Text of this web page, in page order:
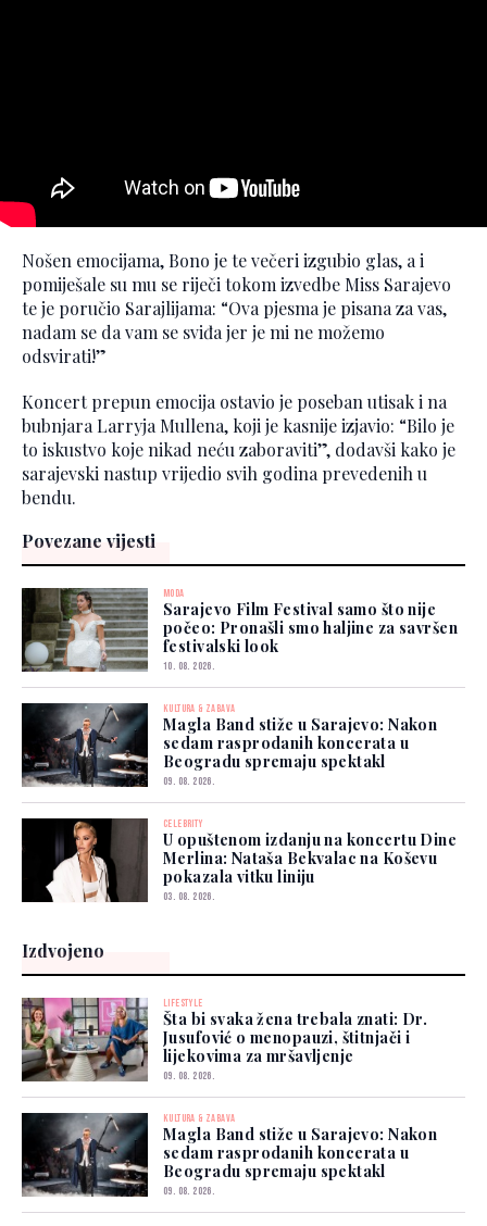
Nošen emocijama, Bono je te večeri izgubio glas, a i
pomiješale su mu se riječi tokom izvedbe Miss Sarajevo
te je poručio Sarajlijama: “Ova pjesma je pisana za vas,
nadam se da vam se sviđa jer je mi ne možemo
odsvirati!”
Koncert prepun emocija ostavio je poseban utisak i na
bubnjara Larryja Mullena, koji je kasnije izjavio: “Bilo je
to iskustvo koje nikad neću zaboraviti”, dodavši kako je
sarajevski nastup vrijedio svih godina prevedenih u
bendu.
Povezane vijesti
MODA
Sarajevo Film Festival samo što nije
počeo: Pronašli smo haljine za savršen
festivalski look
10. 08. 2026.
KULTURA & ZABAVA
Magla Band stiže u Sarajevo: Nakon
sedam rasprodanih koncerata u
Beogradu spremaju spektakl
09. 08. 2026.
CELEBRITY
U opuštenom izdanju na koncertu Dine
Merlina: Nataša Bekvalac na Koševu
pokazala vitku liniju
03. 08. 2026.
Izdvojeno
LIFESTYLE
Šta bi svaka žena trebala znati: Dr.
Jusufović o menopauzi, štitnjači i
lijekovima za mršavljenje
09. 08. 2026.
KULTURA & ZABAVA
Magla Band stiže u Sarajevo: Nakon
sedam rasprodanih koncerata u
Beogradu spremaju spektakl
09. 08. 2026.